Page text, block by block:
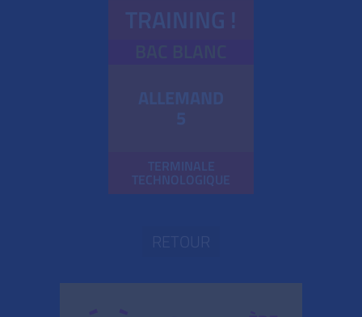
TRAINING !
ALLEMAND
5
TERMINALE
TECHNOLOGIQUE